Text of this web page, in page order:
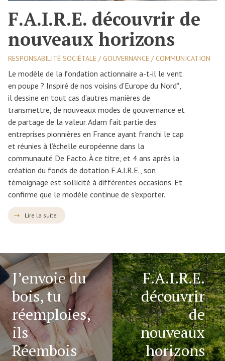
F.A.I.R.E. découvrir de
nouveaux horizons
RESPONSABILITÉ SOCIÉTALE / GOUVERNANCE / COMMUNICATION
Le modèle de la fondation actionnaire a-t-il le vent
en poupe ? Inspiré de nos voisins d’Europe du Nord*,
il dessine en tout cas d’autres manières de
transmettre, de nouveaux modes de gouvernance et
de partage de la valeur. Adam fait partie des
entreprises pionnières en France ayant franchi le cap
et réunies à l’échelle européenne dans la
communauté De Facto. À ce titre, et 4 ans après la
création du fonds de dotation F.A.I.R.E., son
témoignage est sollicité à différentes occasions. Et
confirme que le modèle continue de s’exporter.
Lire la suite
J’envoie du
bois, tu
réemploies,
ils
Réembois
F.A.I.R.E.
découvrir
de
nouveaux
horizons